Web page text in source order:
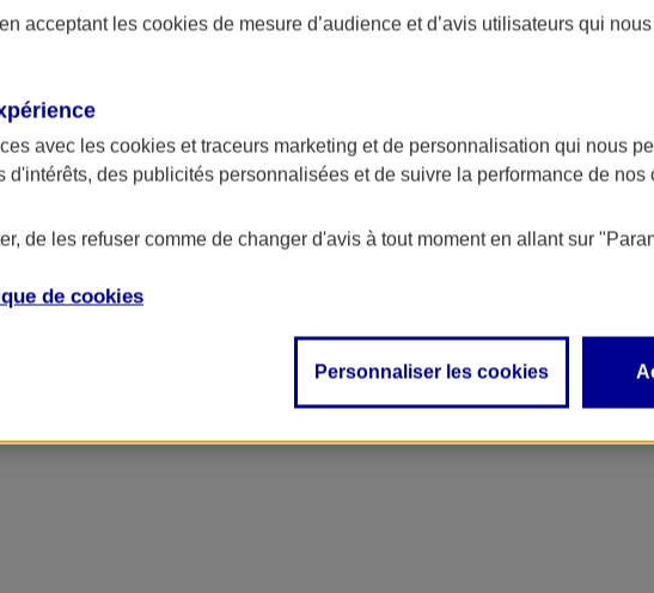
acceptant les cookies de mesure d’audience et d’avis utilisateurs qui
avec les cookies et traceurs marketing et de personnalisation qui nous
d'intérêts, des publicités personnalisées et de suivre la performance de nos
de les refuser comme de changer d'avis à tout moment en allant sur
de cookies
Personnaliser les cookies